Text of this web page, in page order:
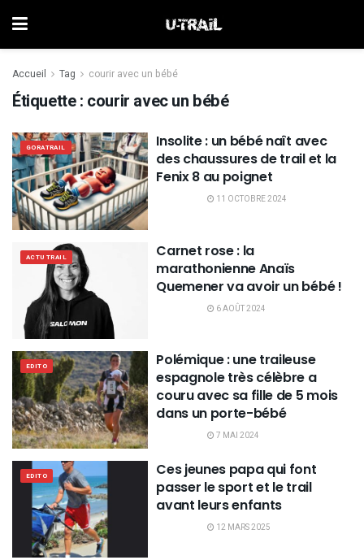
Accueil Tag courir avec un bébé
Étiquette : courir avec un bébé
GORATRAIL
Insolite : un bébé naît avec
des chaussures de trail et la
Fenix 8 au poignet
11 OCTOBRE 2024
ACTU TRAIL
Carnet rose : la
marathonienne Anaïs
Quemener va avoir un bébé !
6 AOÛT 2024
EDITO
Polémique : une traileuse
espagnole très célèbre a
couru avec sa fille de 5 mois
dans un porte-bébé
7 MAI 2024
EDITO
Ces jeunes papa qui font
passer le sport et le trail
avant leurs enfants
12 MARS 2025